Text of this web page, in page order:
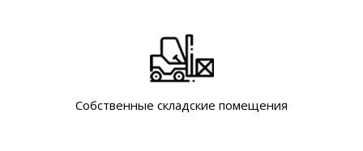
Собственные складские помещения